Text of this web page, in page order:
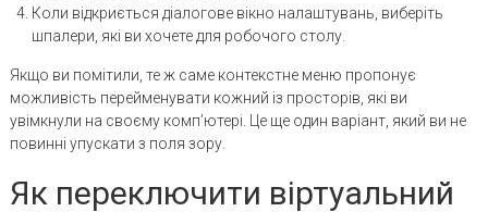
Коли відкриється діалогове вікно налаштувань, виберіть
шпалери, які ви хочете для робочого столу.
Якщо ви помітили, те ж саме контекстне меню пропонує
можливість перейменувати кожний із просторів, які ви
увімкнули на своєму комп’ютері. Це ще один варіант, який ви не
повинні упускати з поля зору.
Як переключити віртуальний